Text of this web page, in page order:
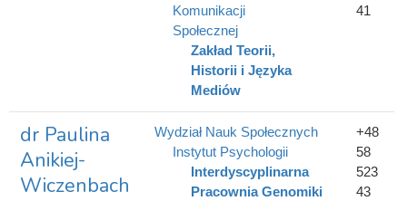
41
Komunikacji
Społecznej
Zakład Teorii,
Historii i Języka
Mediów
dr Paulina
Anikiej-
Wiczenbach
+48
58
523
43
Wydział Nauk Społecznych
Instytut Psychologii
Interdyscyplinarna
Pracownia Genomiki